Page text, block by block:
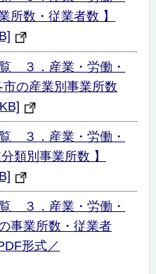
所数・従業者数 】
３．産業・労働・
の産業別事業所数
３．産業・労働・
類別事業所数 】
３．産業・労働・
事業所数・従業者
形式／